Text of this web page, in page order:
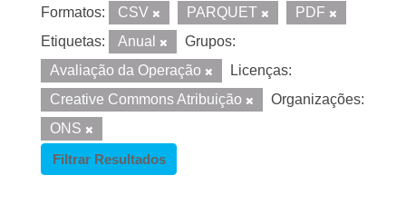
Formatos: CSV PARQUET
PDF
Etiquetas:
Anual
Grupos:
Avaliação da Operação
Licenças:
Creative Commons Atribuição
Organizações:
ONS
Filtrar Resultados